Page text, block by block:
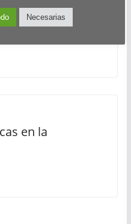
Eclipses
en la
Necesarias